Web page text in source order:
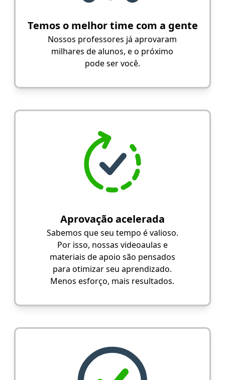
Temos o melhor time com a gente
Nossos professores já aprovaram
milhares de alunos, e o próximo
pode ser você.
Aprovação acelerada
Sabemos que seu tempo é valioso.
Por isso, nossas videoaulas e
materiais de apoio são pensados
para otimizar seu aprendizado.
Menos esforço, mais resultados.